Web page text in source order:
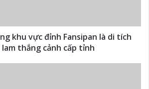
khu vực đỉnh Fansipan là di tích
lam thắng cảnh cấp tỉnh